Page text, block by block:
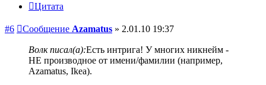
Цитата
#6 Сообщение Azamatus » 2.01.10 19:37
Волк писал(а):Есть интрига! У многих никнейм -
НЕ производное от имени/фамилии (например,
Azamatus, Ikea).